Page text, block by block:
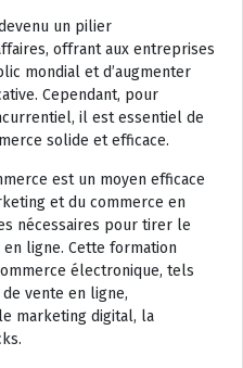
un pilier
offrant aux entreprises
mondial et d’augmenter
Cependant, pour
il est essentiel de
solide et efficace.
est un moyen efficace
et du commerce en
nécessaires pour tirer le
ligne. Cette formation
électronique, tels
vente en ligne,
marketing digital, la